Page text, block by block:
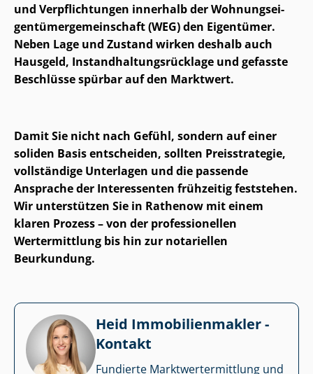
und Verpflichtungen innerhalb der Woh­nungs­ei­
gen­tü­mer­ge­mein­schaft (WEG) den Eigentümer.
Neben Lage und Zustand wirken deshalb auch
Hausgeld, In­stand­hal­tungs­rück­la­ge und gefasste
Beschlüsse spürbar auf den Marktwert.
Damit Sie nicht nach Gefühl, sondern auf einer
soliden Basis entscheiden, sollten Preisstrategie,
vollständige Unterlagen und die passende
Ansprache der Interessenten frühzeitig feststehen.
Wir unterstützen Sie in Rathenow mit einem
klaren Prozess – von der professionellen
Wertermittlung bis hin zur notariellen
Beurkundung.
Heid Im­mo­bi­li­en­mak­ler -
Kontakt
Fundierte Markt­wert­ermitt­lung und